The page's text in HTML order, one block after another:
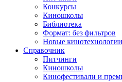
Конкурсы
Киношколы
Библиотека
Формат: без фильтров
Новые кинотехнологии
Справочник
Питчинги
Киношколы
Кинофестивали и